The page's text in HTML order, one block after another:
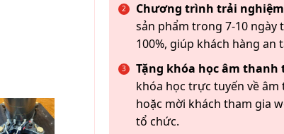
Chương trình trải
sản phẩm trong 7-10 ngày
100%, giúp khách hàng
Tặng khóa học âm
khóa học trực tuyến về
hoặc mời khách tham gia
tổ chức.